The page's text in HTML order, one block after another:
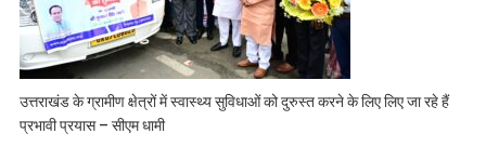
उत्तराखंड के ग्रामीण क्षेत्रों में स्वास्थ्य सुविधाओं को दुरुस्त करने के लिए लिए जा रहे हैं
प्रभावी प्रयास – सीएम धामी